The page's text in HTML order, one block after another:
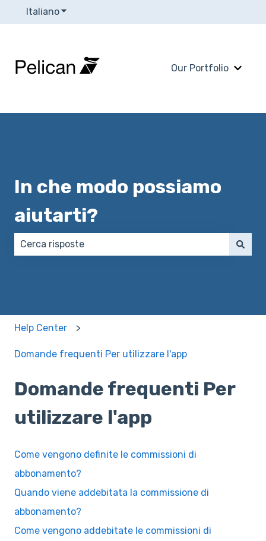
ItalianoMostra sottomenu per le traduzioni
Our Portfolio
In che modo possiamo
aiutarti?
Help Center
Domande frequenti Per utilizzare l'app
Domande frequenti Per
utilizzare l'app
Come vengono definite le commissioni di
abbonamento?
Quando viene addebitata la commissione di
abbonamento?
Come vengono addebitate le commissioni di